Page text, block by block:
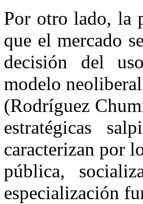
Por otro lado, la
que el mercado
decisión del
modelo
(Rodríguez
estratégicas
caracterizan por
pública,
especialización